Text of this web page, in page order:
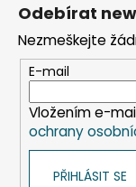
Odebírat
Nezmeškejte
E-mail
Vložením e-
ochrany
PŘIHLÁSIT SE